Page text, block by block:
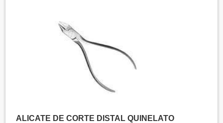
ALICATE DE CORTE DISTAL QUINELATO